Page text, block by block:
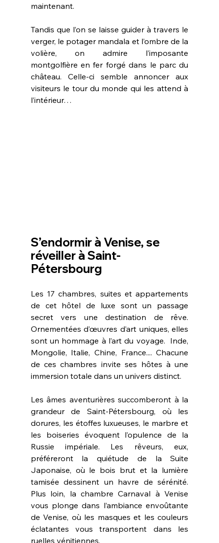
maintenant.
Tandis que l’on se laisse guider à travers le
verger, le potager mandala et l’ombre de la
volière, on admire l’imposante
montgolfière en fer forgé dans le parc du
château. Celle-ci semble annoncer aux
visiteurs le tour du monde qui les attend à
l’intérieur…
S’endormir à Venise, se
réveiller à Saint-
Pétersbourg
Les 17 chambres, suites et appartements
de cet hôtel de luxe sont un passage
secret vers une destination de rêve.
Ornementées d’œuvres d’art uniques, elles
sont un hommage à l’art du voyage.  Inde,
Mongolie, Italie, Chine, France.... Chacune
de ces chambres invite ses hôtes à une
immersion totale dans un univers distinct.
Les âmes aventurières succomberont à la
grandeur de Saint-Pétersbourg, où les
dorures, les étoffes luxueuses, le marbre et
les boiseries évoquent l’opulence de la
Russie impériale. Les rêveurs, eux,
préféreront la quiétude de la Suite
Japonaise, où le bois brut et la lumière
tamisée dessinent un havre de sérénité.
Plus loin, la chambre Carnaval à Venise
vous plonge dans l’ambiance envoûtante
de Venise, où les masques et les couleurs
éclatantes vous transportent dans les
ruelles vénitiennes.